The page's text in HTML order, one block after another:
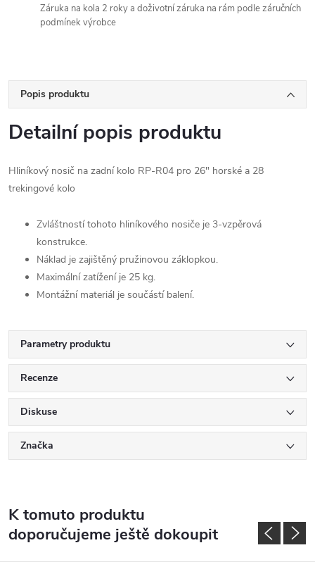
Záruka na kola 2 roky a doživotní záruka na rám podle záručních
podmínek výrobce
Popis produktu
Detailní popis produktu
Hliníkový nosič na zadní kolo RP-R04 pro 26" horské a 28
trekingové kolo
Zvláštností tohoto hliníkového nosiče je 3-vzpěrová
konstrukce.
Náklad je zajištěný pružinovou záklopkou.
Maximální zatížení je 25 kg.
Montážní materiál je součástí balení.
Parametry produktu
Recenze
Diskuse
Značka
K tomuto produktu
doporučujeme ještě dokoupit